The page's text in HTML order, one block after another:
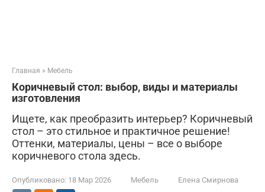
Главная » Мебель
Коричневый стол: выбор, виды и материалы
изготовления
Ищете, как преобразить интерьер? Коричневый
стол – это стильное и практичное решение!
Оттенки, материалы, цены – все о выборе
коричневого стола здесь.
Опубликовано: 18 Мар 2026 Мебель Елена Смирнова